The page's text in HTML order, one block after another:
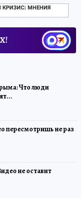
КРИЗИС: МНЕНИЯ
Что люди
пересмотришь не раз
не оставит